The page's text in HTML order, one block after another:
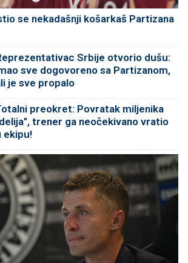
se nekadašnji košarkaš Partizana
Srbije otvorio dušu:
sve dogovoreno sa Partizanom,
je sve propalo
preokret: Povratak miljenika
trener ga neočekivano vratio
ekipu!